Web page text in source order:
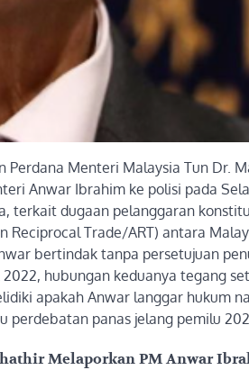
Menteri Malaysia Tun Dr.
Anwar Ibrahim ke polisi pada
terkait dugaan pelanggaran
Reciprocal Trade/ART) antara
bertindak tanpa persetujuan
hubungan keduanya tegang
apakah Anwar langgar hukum
perdebatan panas jelang pemilu
Melaporkan PM Anwar